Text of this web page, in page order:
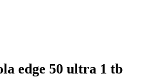
edge 50 ultra 1 tb